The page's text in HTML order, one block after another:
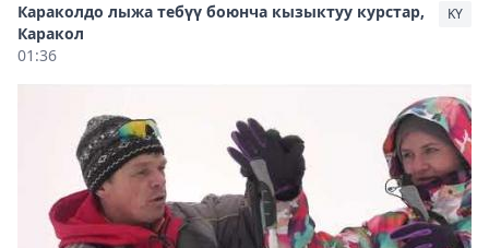
Караколдо лыжа тебүү боюнча кызыктуу курстар,
Каракол
01:36
KY